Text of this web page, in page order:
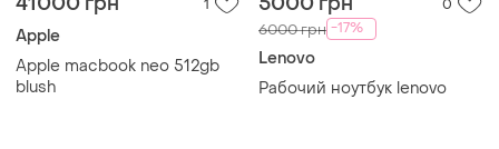
1
Apple
Apple macbook neo 512gb
blush
0
6000 грн -17%
Lenovo
Рабочий ноутбук lenovo